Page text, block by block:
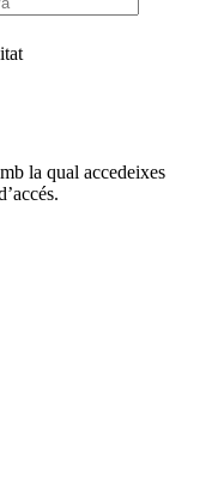
la qual accedeixes